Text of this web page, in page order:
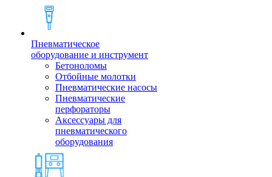
Пневматическое
оборудование и инструмент
Бетоноломы
Отбойные молотки
Пневматические насосы
Пневматические
перфораторы
Аксессуары для
пневматического
оборудования